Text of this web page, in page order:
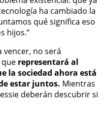
ha cambiado la
qué significa eso
hijos.”
vencer, no será
que representará al
la sociedad ahora está
estar juntos. Mientras
deberán descubrir si